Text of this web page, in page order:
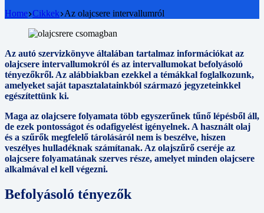
Home Cikkek Az olajcsere intervallumról
Az autó szervizkönyve általában tartalmaz információkat az
olajcsere intervallumokról és az intervallumokat befolyásoló
tényezőkről. Az alábbiakban ezekkel a témákkal foglalkozunk,
amelyeket saját tapasztalatainkból származó jegyzeteinkkel
egészítettünk ki.
Maga az olajcsere folyamata több egyszerűnek tűnő lépésből áll,
de ezek pontosságot és odafigyelést igényelnek. A használt olaj
és a szűrők megfelelő tárolásáról nem is beszélve, hiszen
veszélyes hulladéknak számítanak. Az olajszűrő cseréje az
olajcsere folyamatának szerves része, amelyet minden olajcsere
alkalmával el kell végezni.
Befolyásoló tényezők